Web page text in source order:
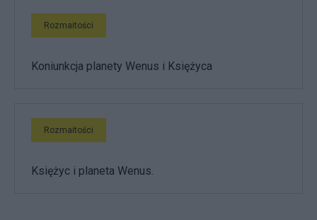
Rozmaitości
Koniunkcja planety Wenus i Księżyca
Rozmaitości
Księżyc i planeta Wenus.